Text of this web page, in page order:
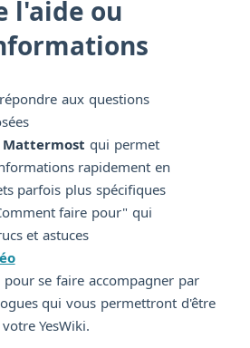
l'aide ou
aux questions
Mattermost qui permet
rapidement en
parfois plus spécifiques
faire pour" qui
et astuces
pour se faire accompagner par
qui vous permettront d'être
YesWiki.